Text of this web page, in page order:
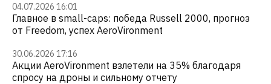
04.07.2026 16:01
Главное в small-caps: победа Russell 2000, прогноз
от Freedom, успех AeroVironment
30.06.2026 17:16
Акции AeroVironment взлетели на 35% благодаря
спросу на дроны и сильному отчету